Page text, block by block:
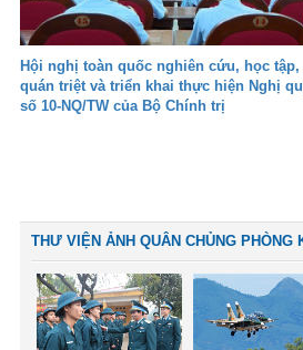
Hội nghị toàn quốc nghiên cứu, học tập,
quán triệt và triển khai thực hiện Nghị
số 10-NQ/TW của Bộ Chính trị
THƯ VIỆN ẢNH QUÂN CHỦNG PHÒNG